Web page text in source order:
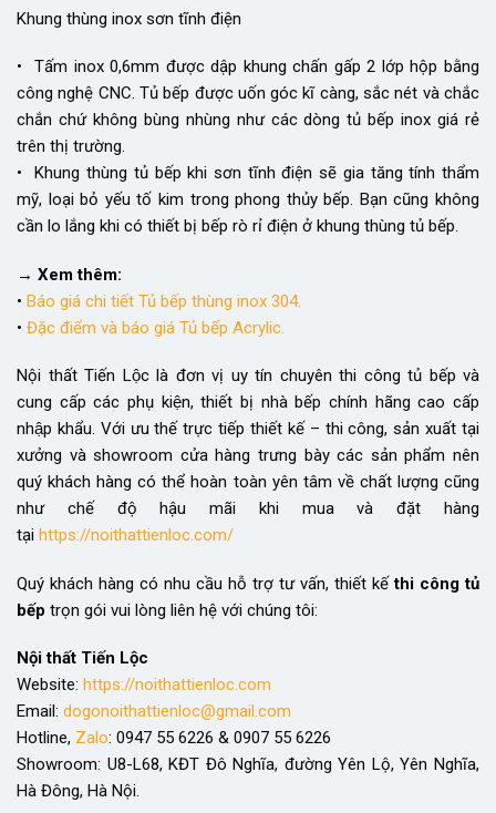
Khung thùng inox sơn tĩnh điện
• Tấm inox 0,6mm được dập khung chấn gấp 2 lớp hộp bằng
công nghệ CNC. Tủ bếp được uốn góc kĩ càng, sắc nét và chắc
chắn chứ không bùng nhùng như các dòng tủ bếp inox giá rẻ
trên thị trường.
• Khung thùng tủ bếp khi sơn tĩnh điện sẽ gia tăng tính thẩm
mỹ, loại bỏ yếu tố kim trong phong thủy bếp. Bạn cũng không
cần lo lắng khi có thiết bị bếp rò rỉ điện ở khung thùng tủ bếp.
→ Xem thêm:
• Báo giá chi tiết Tủ bếp thùng inox 304.
• Đặc điểm và báo giá Tủ bếp Acrylic.
Nội thất Tiến Lộc là đơn vị uy tín chuyên thi công tủ bếp và
cung cấp các phụ kiện, thiết bị nhà bếp chính hãng cao cấp
nhập khẩu. Với ưu thế trực tiếp thiết kế – thi công, sản xuất tại
xưởng và showroom cửa hàng trưng bày các sản phẩm nên
quý khách hàng có thể hoàn toàn yên tâm về chất lượng cũng
như chế độ hậu mãi khi mua và đặt hàng
tại https://noithattienloc.com/
Quý khách hàng có nhu cầu hỗ trợ tư vấn, thiết kếthi công tủ
bếp trọn gói vui lòng liên hệ với chúng tôi:
Nội thất Tiến Lộc
Website: https://noithattienloc.com
Email: dogonoithattienloc@gmail.com
Hotline, Zalo: 0947 55 6226 & 0907 55 6226
Showroom: U8-L68, KĐT Đô Nghĩa, đường Yên Lộ, Yên Nghĩa,
Hà Đông, Hà Nội.